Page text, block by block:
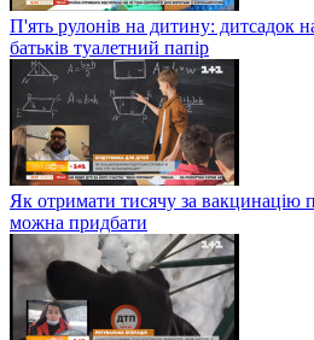
П'ять рулонів на дитину: дитсадок
батьків туалетний папір
Як отримати тисячу за вакцинацію
можна придбати